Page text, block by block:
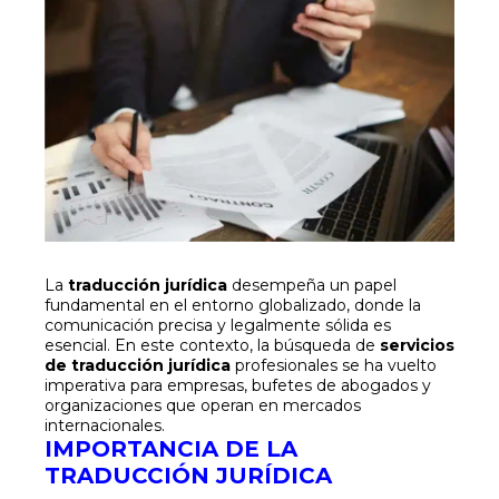
La traducción jurídica desempeña un papel
fundamental en el entorno globalizado, donde la
comunicación precisa y legalmente sólida es
esencial. En este contexto, la búsqueda de servicios
de traducción jurídica profesionales se ha vuelto
imperativa para empresas, bufetes de abogados y
organizaciones que operan en mercados
internacionales.
IMPORTANCIA DE LA
TRADUCCIÓN JURÍDICA